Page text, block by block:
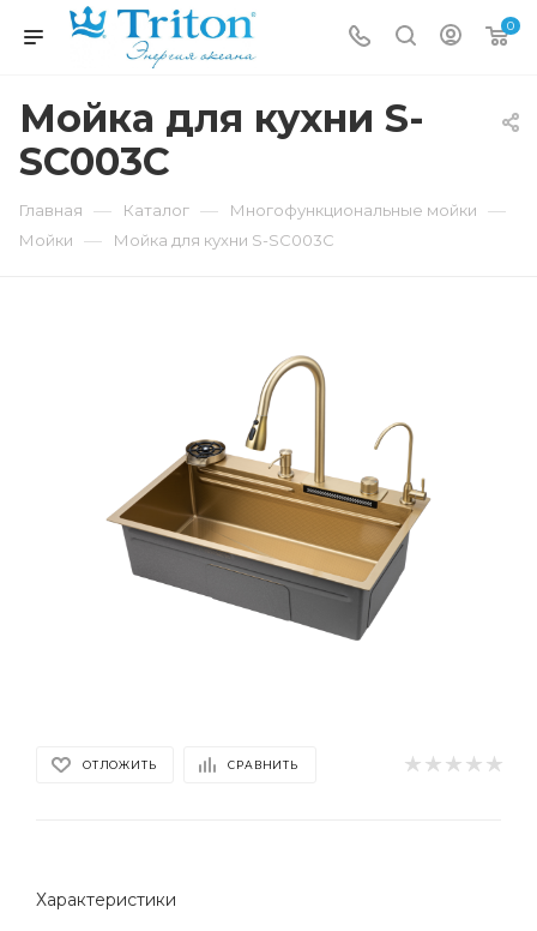
0
Мойка для кухни S-
SC003C
Главная — Каталог — Многофункциональные мойки —
Мойки — Мойка для кухни S-SC003C
ОТЛОЖИТЬ СРАВНИТЬ
Характеристики